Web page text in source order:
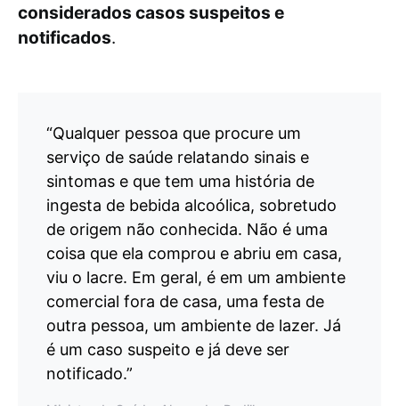
considerados casos suspeitos e
notificados.
“Qualquer pessoa que procure um
serviço de saúde relatando sinais e
sintomas e que tem uma história de
ingesta de bebida alcoólica, sobretudo
de origem não conhecida. Não é uma
coisa que ela comprou e abriu em casa,
viu o lacre. Em geral, é em um ambiente
comercial fora de casa, uma festa de
outra pessoa, um ambiente de lazer. Já
é um caso suspeito e já deve ser
notificado.”